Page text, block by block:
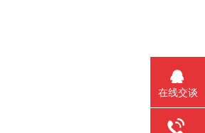
在线交谈